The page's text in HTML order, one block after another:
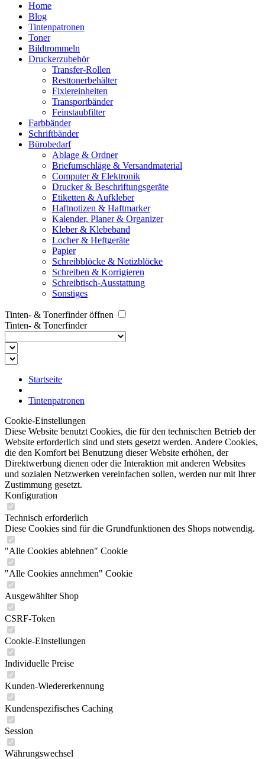
Home
Blog
Tintenpatronen
Toner
Bildtrommeln
Druckerzubehör
Transfer-Rollen
Resttonerbehälter
Fixiereinheiten
Transportbänder
Feinstaubfilter
Farbbänder
Schriftbänder
Bürobedarf
Ablage & Ordner
Briefumschläge & Versandmaterial
Computer & Elektronik
Drucker & Beschriftungsgeräte
Etiketten & Aufkleber
Haftnotizen & Haftmarker
Kalender, Planer & Organizer
Kleber & Klebeband
Locher & Heftgeräte
Papier
Schreibblöcke & Notizblöcke
Schreiben & Korrigieren
Schreibtisch-Ausstattung
Sonstiges
Tinten- & Tonerfinder öffnen
Tinten- & Tonerfinder
Startseite
Tintenpatronen
Cookie-Einstellungen
Diese Website benutzt Cookies, die für den technischen Betrieb der
Website erforderlich sind und stets gesetzt werden. Andere Cookies,
die den Komfort bei Benutzung dieser Website erhöhen, der
Direktwerbung dienen oder die Interaktion mit anderen Websites
und sozialen Netzwerken vereinfachen sollen, werden nur mit Ihrer
Zustimmung gesetzt.
Konfiguration
Technisch erforderlich
Diese Cookies sind für die Grundfunktionen des Shops notwendig.
"Alle Cookies ablehnen" Cookie
"Alle Cookies annehmen" Cookie
Ausgewählter Shop
CSRF-Token
Cookie-Einstellungen
Individuelle Preise
Kunden-Wiedererkennung
Kundenspezifisches Caching
Session
Währungswechsel